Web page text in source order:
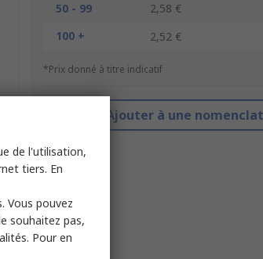
50 - 99
2,58 €
100 +
2,52 €
*Prix donné à titre indicatif
Ajouter à une
de l'utilisation,
tiers. En
Vous pouvez
souhaitez pas,
Pour en